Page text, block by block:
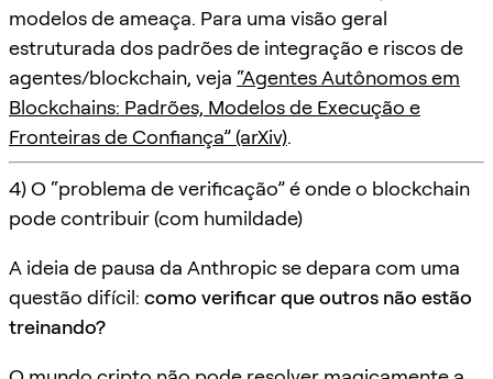
modelos de ameaça. Para uma visão geral
estruturada dos padrões de integração e riscos de
agentes/blockchain, veja “Agentes Autônomos em
Blockchains: Padrões, Modelos de Execução e
Fronteiras de Confiança” (arXiv).
4) O “problema de verificação” é onde o blockchain
pode contribuir (com humildade)
A ideia de pausa da Anthropic se depara com uma
questão difícil: como verificar que outros não estão
treinando?